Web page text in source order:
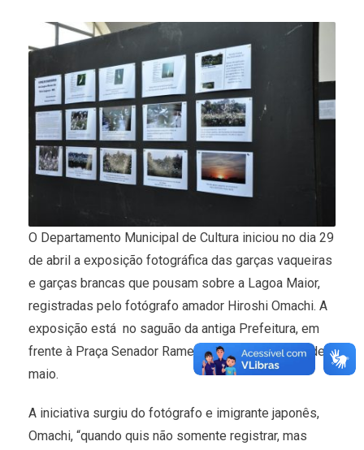
O Departamento Municipal de Cultura iniciou no dia 29
de abril a exposição fotográfica das garças vaqueiras
e garças brancas que pousam sobre a Lagoa Maior,
registradas pelo fotógrafo amador Hiroshi Omachi. A
exposição está no saguão da antiga Prefeitura, em
frente à Praça Senador Ramez Tebet até o dia 14 de
maio.
A iniciativa surgiu do fotógrafo e imigrante japonês,
Omachi, “quando quis não somente registrar, mas